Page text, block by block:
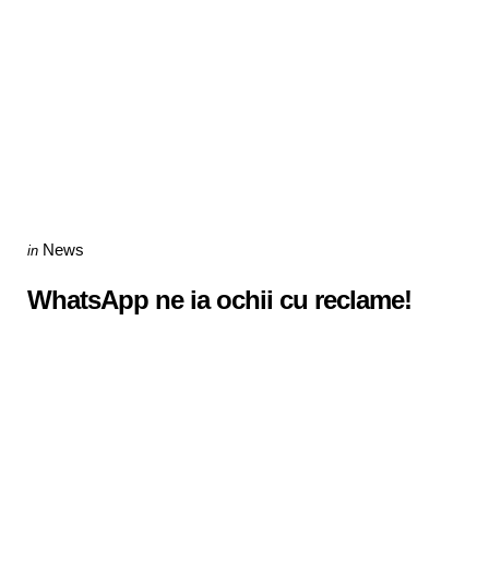
Categories
Posted
in News
WhatsApp ne ia ochii cu reclame!